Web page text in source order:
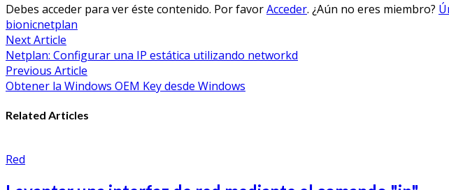
Debes acceder para ver éste contenido. Por favorAcceder. ¿Aún no eres miembro?
bionicnetplan
Navegación
de
entradas
Next Article
Netplan: Configurar una IP estática utilizando networkd
Previous Article
Obtener la Windows OEM Key desde Windows
Related Articles
Red